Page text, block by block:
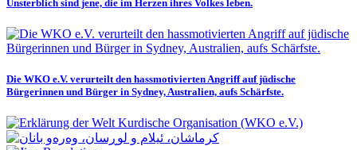
Unsterblich sind jene, die im Herzen ihres Volkes leben.
Die WKO e.V. verurteilt den hassmotivierten Angriff auf jüdische
Bürgerinnen und Bürger in Sydney, Australien, aufs Schärfste.